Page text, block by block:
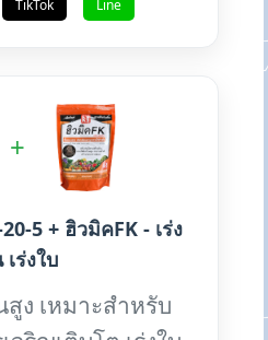
TikTok Line
+
5 + ฮิวมิคFK - เร่ง
ร่งใบ
ง เหมาะสำหรับ